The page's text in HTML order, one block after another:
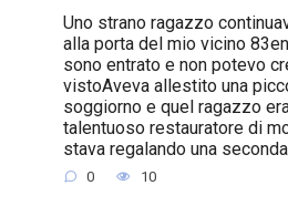
Uno strano ragazzo
alla porta del mio vicino
sono entrato e non potevo
vistoAveva allestito una
soggiorno e quel ragazzo
talentuoso restauratore di
stava regalando una
0 10